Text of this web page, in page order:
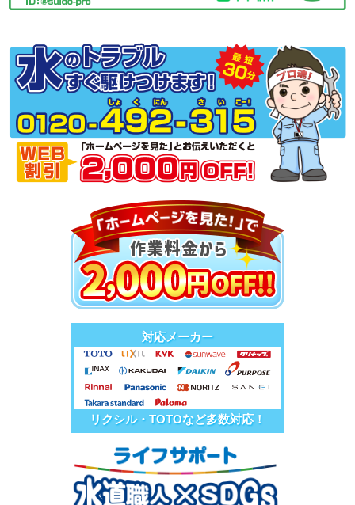
対応メーカー
リクシル・TOTOなど多数対応！